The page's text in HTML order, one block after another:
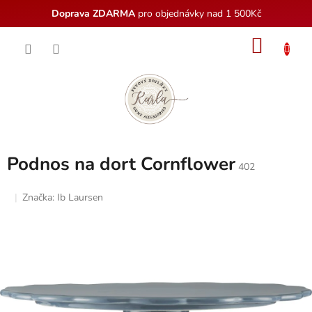
Doprava ZDARMApro objednávky nad 1 500Kč
Podnos na dort Cornflower 402
Značka: Ib Laursen